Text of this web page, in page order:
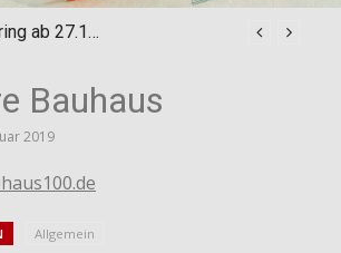
ART Vischering ab 27.10.24
Bauhaus
2019
Allgemein